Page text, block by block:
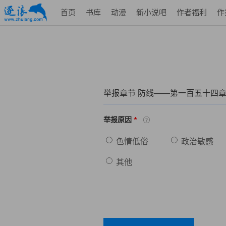
首页 书库 动漫 新小说吧 作者福利 作
举报章节 防线——第一百五十四
举报原因 *
色情低俗 政治敏感
其他